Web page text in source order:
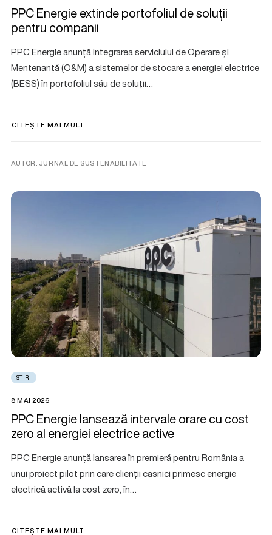
PPC Energie extinde portofoliul de soluții
pentru companii
PPC Energie anunță integrarea serviciului de Operare și
Mentenanță (O&M) a sistemelor de stocare a energiei electrice
(BESS) în portofoliul său de soluții…
CITEȘTE MAI MULT
AUTOR. JURNAL DE SUSTENABILITATE
ȘTIRI
8 MAI 2026
PPC Energie lansează intervale orare cu cost
zero al energiei electrice active
PPC Energie anunță lansarea în premieră pentru România a
unui proiect pilot prin care clienții casnici primesc energie
electrică activă la cost zero, în…
CITEȘTE MAI MULT